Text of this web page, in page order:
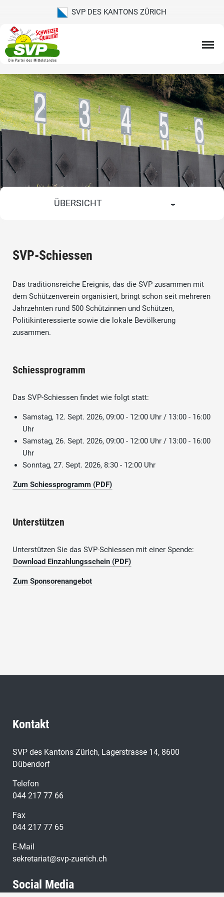
SVP DES KANTONS ZÜRICH
SVP-Schiessen
Das traditionsreiche Ereignis, das die SVP zusammen mit
dem Schützenverein organisiert, bringt schon seit mehreren
Jahrzehnten rund 500 Schützinnen und Schützen,
Politikinteressierte sowie die lokale Bevölkerung
zusammen.
Schiessprogramm
Das SVP-Schiessen findet wie folgt statt:
Samstag, 12. Sept. 2026, 09:00 - 12:00 Uhr / 13:00 - 16:00
Uhr
Samstag, 26. Sept. 2026, 09:00 - 12:00 Uhr / 13:00 - 16:00
Uhr
Sonntag, 27. Sept. 2026, 8:30 - 12:00 Uhr
Zum Schiessprogramm (PDF)
Unterstützen
Unterstützen Sie das SVP-Schiessen mit einer Spende:
Download Einzahlungsschein (PDF)
Zum Sponsorenangebot
Kontakt
SVP des Kantons Zürich, Lagerstrasse 14, 8600
Dübendorf
Telefon
044 217 77 66
Fax
044 217 77 65
E-Mail
sekretariat@svp-zuerich.ch
Social Media